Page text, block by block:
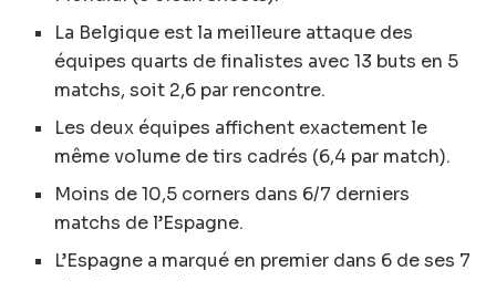
La Belgique est la meilleure attaque des
équipes quarts de finalistes avec 13 buts en 5
matchs, soit 2,6 par rencontre.
Les deux équipes affichent exactement le
même volume de tirs cadrés (6,4 par match).
Moins de 10,5 corners dans 6/7 derniers
matchs de l’Espagne.
L’Espagne a marqué en premier dans 6 de ses 7